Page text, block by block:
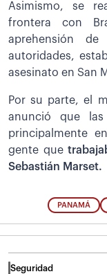
Asimismo, se
frontera con
aprehensión
autoridades,
asesinato en San
Por su parte, el
anunció que
principalmente
gente que
Sebastián Marset.
PANAMÁ
Seguridad